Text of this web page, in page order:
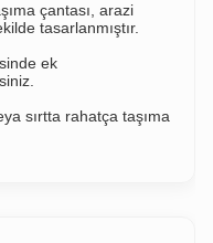
çantası, arazi
tasarlanmıştır.
ek
sırtta rahatça taşıma